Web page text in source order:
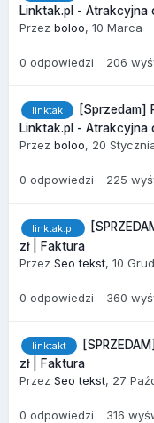
Linktak.pl - Atrakcyjna
Przez boloo, 10 Marca
0 odpowiedzi 206
linktak
[Sprzedam]
Linktak.pl - Atrakcyjna
Przez boloo, 20
0 odpowiedzi 225
linktak.pl
zł | Faktura
Przez Seo tekst, 10
0 odpowiedzi 360
linktakt
zł | Faktura
Przez Seo tekst, 27
0 odpowiedzi 316